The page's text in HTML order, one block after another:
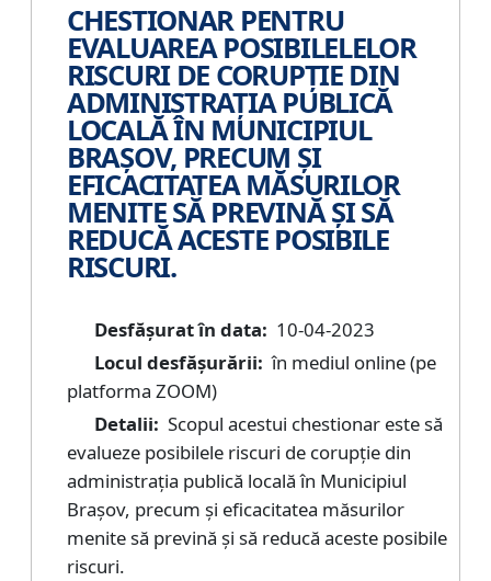
CHESTIONAR PENTRU
EVALUAREA POSIBILELELOR
RISCURI DE CORUPȚIE DIN
ADMINISTRAȚIA PUBLICĂ
LOCALĂ ÎN MUNICIPIUL
BRAȘOV, PRECUM ȘI
EFICACITATEA MĂSURILOR
MENITE SĂ PREVINĂ ȘI SĂ
REDUCĂ ACESTE POSIBILE
RISCURI.
Desfășurat în data: 10-04-2023
Locul desfășurării: în mediul online (pe
platforma ZOOM)
Detalii: Scopul acestui chestionar este să
evalueze posibilele riscuri de corupție din
administrația publică locală în Municipiul
Brașov, precum și eficacitatea măsurilor
menite să prevină și să reducă aceste posibile
riscuri.